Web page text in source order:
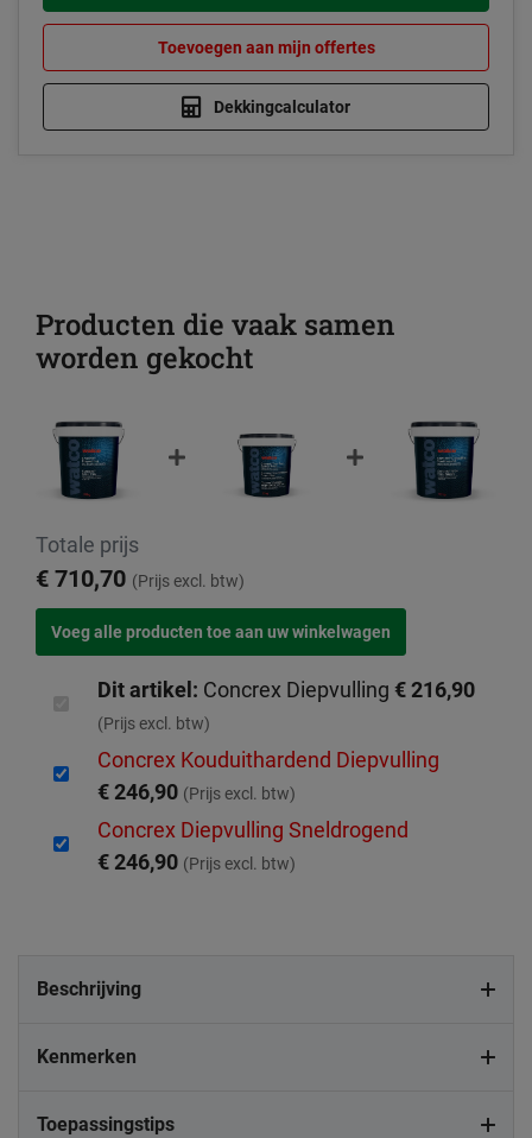
Toevoegen aan mijn offertes
Dekkingcalculator
Producten die vaak samen
worden gekocht
Totale prijs
€ 710,70 (Prijs excl. btw)
Dit artikel: Concrex Diepvulling € 216,90
(Prijs excl. btw)
Concrex Kouduithardend Diepvulling
€ 246,90 (Prijs excl. btw)
Concrex Diepvulling Sneldrogend
€ 246,90 (Prijs excl. btw)
Beschrijving
Kenmerken
Toepassingstips